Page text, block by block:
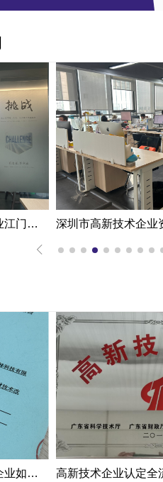
代理机构一次拿下的新能源企业江门高新技术企业认定申报案例
错过就亏大了！揭秘东莞高新企业如何轻松拿下省级技术改造项目300万补贴